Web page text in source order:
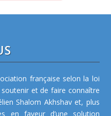
française selon la loi
et de faire connaître
Shalom Akhshav et, plus
en faveur d’une solution